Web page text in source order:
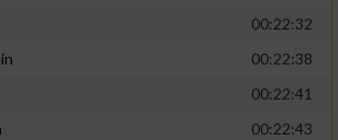
00:22:32
00:22:38
00:22:41
00:22:43